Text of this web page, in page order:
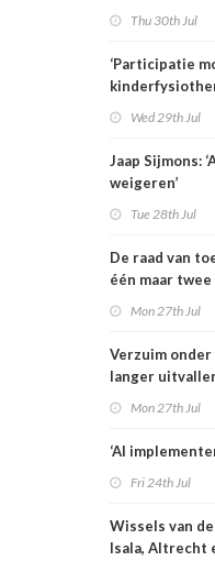
Thu 30th Jul
‘Participatie
Wed 29th Jul
Jaap Sijmons:
weigeren’
Tue 28th Jul
De raad van
één maar
Mon 27th Jul
Verzuim onder
langer
Mon 27th Jul
‘AI
Fri 24th Jul
Wissels van
Isala, Altrecht